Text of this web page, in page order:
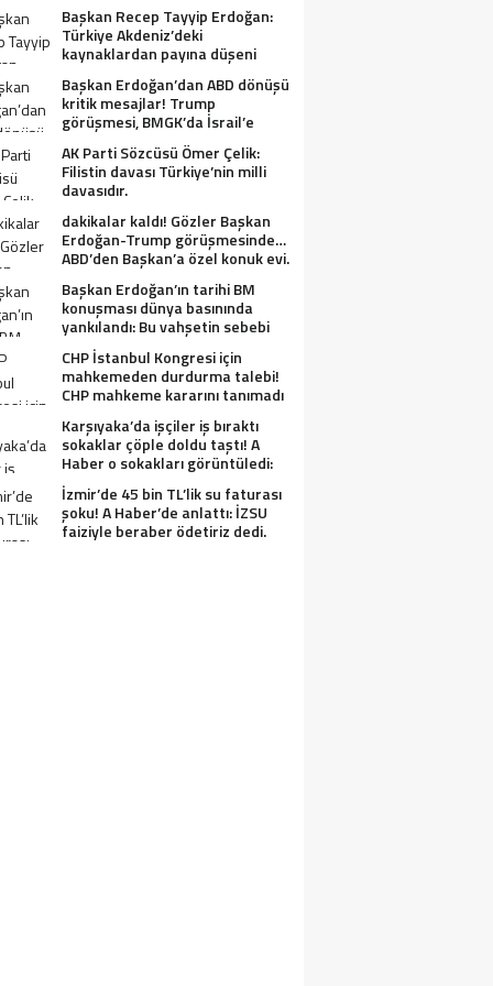
Başkan Recep Tayyip Erdoğan:
Türkiye Akdeniz’deki
kaynaklardan payına düşeni
Başkan Erdoğan’dan ABD dönüşü
kritik mesajlar! Trump
görüşmesi, BMGK’da İsrail’e
tepkiler, Gazze ve Filistin
meselesi….
AK Parti Sözcüsü Ömer Çelik:
Filistin davası Türkiye’nin milli
davasıdır.
dakikalar kaldı! Gözler Başkan
Erdoğan-Trump görüşmesinde…
ABD’den Başkan’a özel konuk evi.
Başkan Erdoğan’ın tarihi BM
konuşması dünya basınında
yankılandı: Bu vahşetin sebebi
olabilir mi?
CHP İstanbul Kongresi için
mahkemeden durdurma talebi!
CHP mahkeme kararını tanımadı
Karşıyaka’da işçiler iş bıraktı
sokaklar çöple doldu taştı! A
Haber o sokakları görüntüledi:
Fareler cirit atıyor
İzmir’de 45 bin TL’lik su faturası
şoku! A Haber’de anlattı: İZSU
faiziyle beraber ödetiriz dedi.